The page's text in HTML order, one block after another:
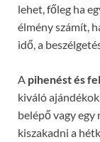
lehet, főleg ha
élmény számít,
idő, a
A pihenést és
kiváló
belépő vagy
kiszakadni a